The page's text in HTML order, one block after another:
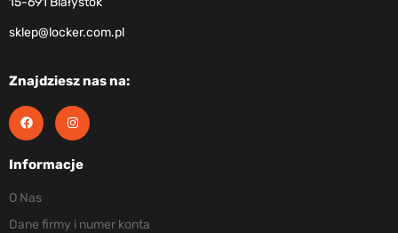
sklep@locker.com.pl
Znajdziesz nas na:
Informacje
O Nas
Dane firmy i numer konta